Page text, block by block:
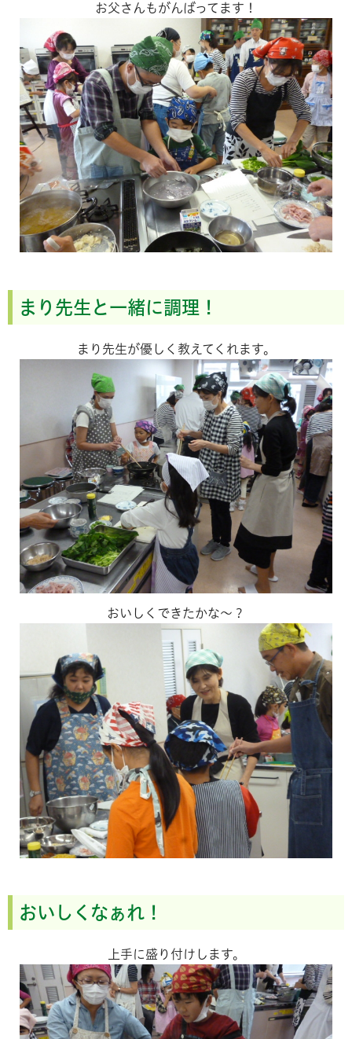
お父さんもがんばってます！
まり先生と一緒に調理！
まり先生が優しく教えてくれます。
おいしくできたかな～？
おいしくなぁれ！
上手に盛り付けします。